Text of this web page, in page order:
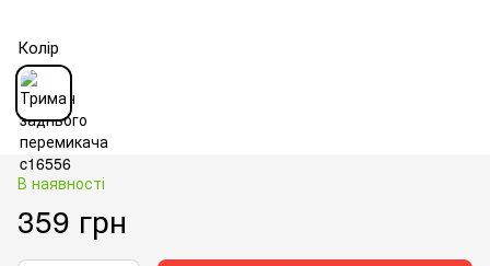
Колір
В наявності
359 грн